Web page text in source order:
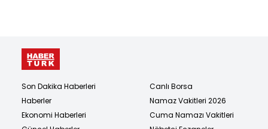
Son Dakika Haberleri
Haberler
Ekonomi Haberleri
Canlı Borsa
Namaz Vakitleri 2026
Cuma Namazı Vakitleri